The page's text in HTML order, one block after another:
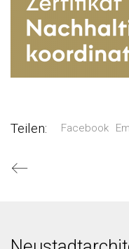
Teilen: Facebook